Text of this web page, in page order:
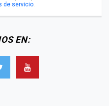
de servicio.
EN: